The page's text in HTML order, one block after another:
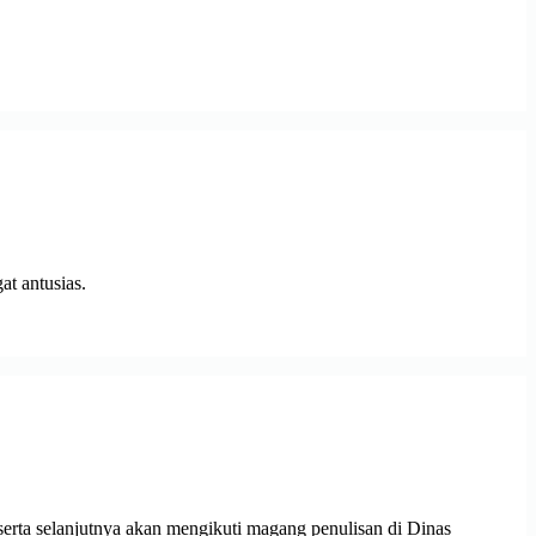
antusias.
selanjutnya akan mengikuti magang penulisan di Dinas